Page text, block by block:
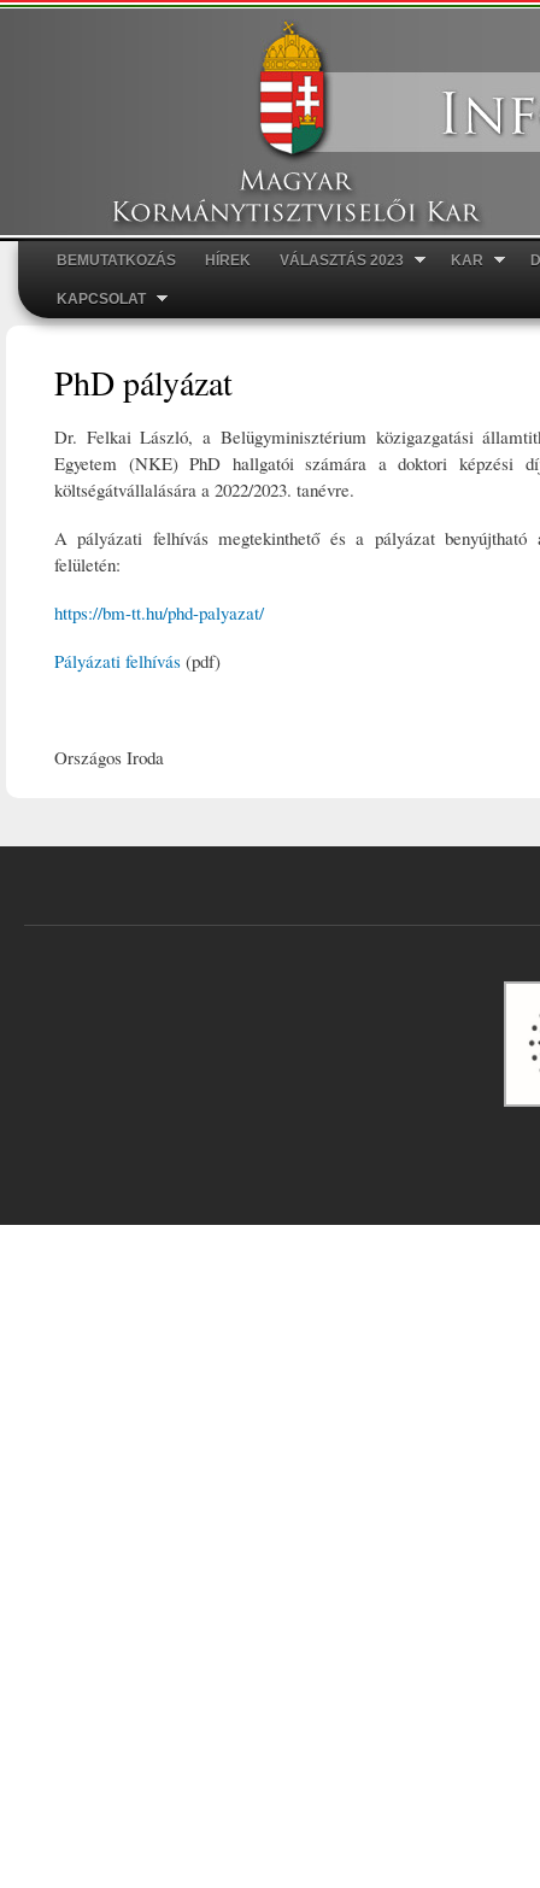
Főmenü
BEMUTATKOZÁS HÍREK VÁLASZTÁS 2023 KAR
KAPCSOLAT
PhD pályázat
Dr. Felkai László, a Belügyminisztérium közigazgatási
Egyetem (NKE) PhD hallgatói számára a doktori képzési
költségátvállalására a 2022/2023. tanévre.
A pályázati felhívás megtekinthető és a pályázat benyújtható
felületén:
https://bm-tt.hu/phd-palyazat/
Pályázati felhívás (pdf)
Országos Iroda